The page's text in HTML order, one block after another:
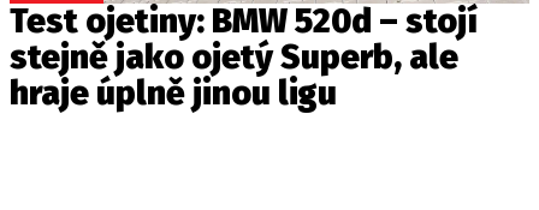
Test ojetiny: BMW 520d – stojí
stejně jako ojetý Superb, ale
hraje úplně jinou ligu